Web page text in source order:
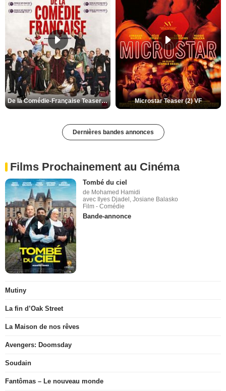
De la Comédie-Française Teaser (3) VF Microstar Teaser (2) VF
Dernières bandes annonces
Films Prochainement au Cinéma
Tombé du ciel
de Mohamed Hamidi
avec Ilyes Djadel, Josiane Balasko
Film - Comédie
Bande-annonce
Mutiny
La fin d’Oak Street
La Maison de nos rêves
Avengers: Doomsday
Soudain
Fantômas – Le nouveau monde